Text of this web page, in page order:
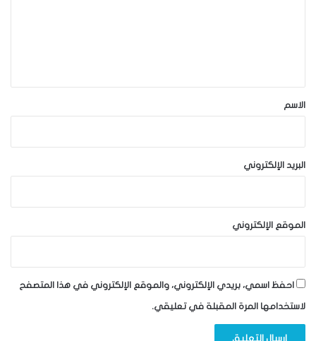
*الاسم
البريد الإلكتروني
الموقع الإلكتروني
احفظ اسمي، بريدي الإلكتروني، والموقع الإلكتروني في هذا المتصفح
لاستخدامها المرة المقبلة في تعليقي.